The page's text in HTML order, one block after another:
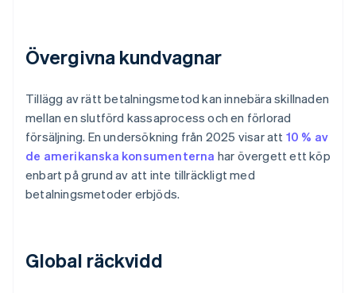
Övergivna kundvagnar
Tillägg av rätt betalningsmetod kan innebära skillnaden
mellan en slutförd kassaprocess och en förlorad
försäljning. En undersökning från 2025 visar att 10 % av
de amerikanska konsumenterna har övergett ett köp
enbart på grund av att inte tillräckligt med
betalningsmetoder erbjöds.
Global räckvidd